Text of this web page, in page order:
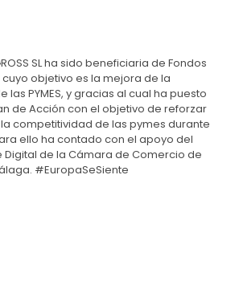
SL ha sido beneficiaria de Fondos
cuyo objetivo es la mejora de la
PYMES, y gracias al cual ha puesto
de Acción con el objetivo de reforzar
competitividad de las pymes durante
ello ha contado con el apoyo del
Digital de la Cámara de Comercio de
#EuropaSeSiente